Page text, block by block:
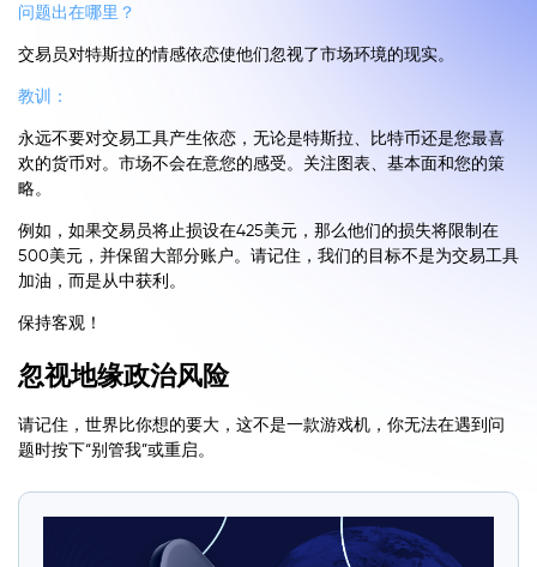
问题出在哪里？
交易员对特斯拉的情感依恋使他们忽视了市场环境的现实。
教训：
永远不要对交易工具产生依恋，无论是特斯拉、比特币还是您最喜
欢的货币对。市场不会在意您的感受。关注图表、基本面和您的策
略。
例如，如果交易员将止损设在425美元，那么他们的损失将限制在
500美元，并保留大部分账户。请记住，我们的目标不是为交易工具
加油，而是从中获利。
保持客观！
忽视地缘政治风险
请记住，世界比你想的要大，这不是一款游戏机，你无法在遇到问
题时按下“别管我”或重启。